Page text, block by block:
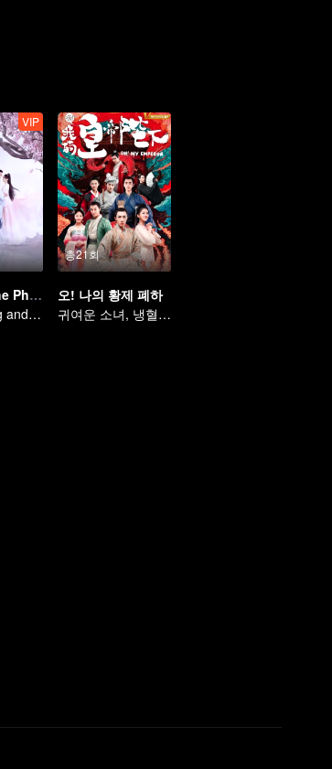
VIP
Dance of the Phoenix
Xu Kaicheng and Yang Chaoyue's love story in the mythical realm.
총21회
오! 나의 황제 폐하
귀여운 소녀, 냉혈 황제를 구하다